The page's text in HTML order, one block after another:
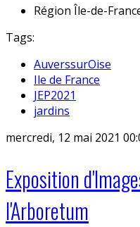
Région Île-de-
Tags:
AuverssurOise
Ile de France
JEP2021
jardins
mercredi, 12 mai 2021
Exposition
l'Arboretum